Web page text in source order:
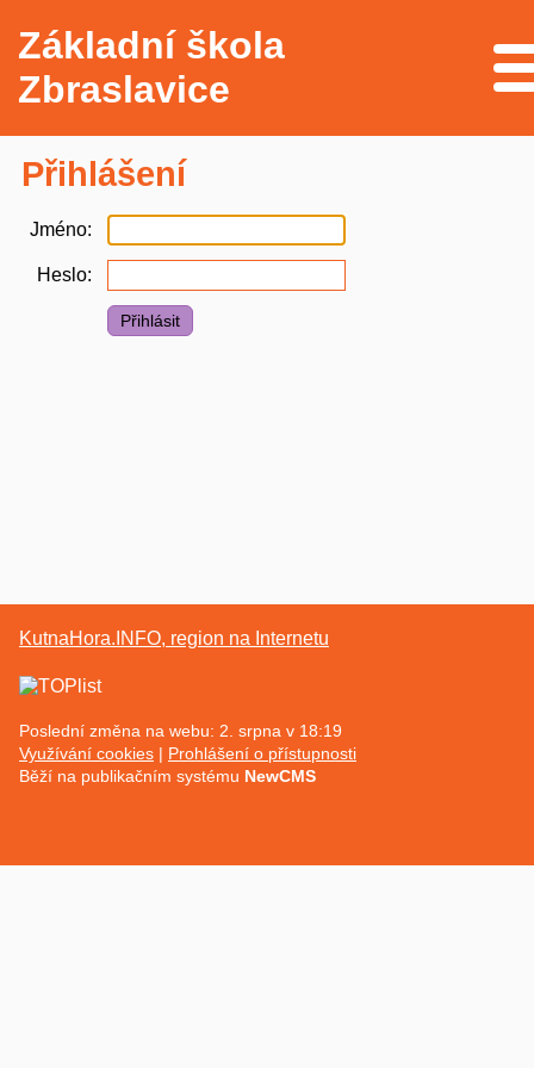
Základní škola
Zbraslavice
Přihlášení
Jméno
Heslo
KutnaHora.INFO, region na Internetu
Poslední změna na webu: 2. srpna v 18:19
Využívání cookies
Prohlášení o přístupnosti
Běží na publikačním systému NewCMS